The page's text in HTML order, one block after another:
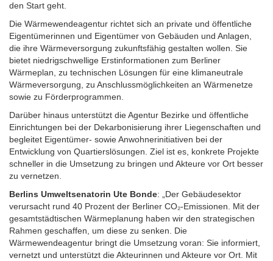
den Start geht.
Die Wärmewendeagentur richtet sich an private und öffentliche
Eigentümerinnen und Eigentümer von Gebäuden und Anlagen,
die ihre Wärmeversorgung zukunftsfähig gestalten wollen. Sie
bietet niedrigschwellige Erstinformationen zum Berliner
Wärmeplan, zu technischen Lösungen für eine klimaneutrale
Wärmeversorgung, zu Anschlussmöglichkeiten an Wärmenetze
sowie zu Förderprogrammen.
Darüber hinaus unterstützt die Agentur Bezirke und öffentliche
Einrichtungen bei der Dekarbonisierung ihrer Liegenschaften und
begleitet Eigentümer- sowie Anwohnerinitiativen bei der
Entwicklung von Quartierslösungen. Ziel ist es, konkrete Projekte
schneller in die Umsetzung zu bringen und Akteure vor Ort besser
zu vernetzen.
Berlins Umweltsenatorin Ute Bonde: „Der Gebäudesektor
verursacht rund 40 Prozent der Berliner CO₂-Emissionen. Mit der
gesamtstädtischen Wärmeplanung haben wir den strategischen
Rahmen geschaffen, um diese zu senken. Die
Wärmewendeagentur bringt die Umsetzung voran: Sie informiert,
vernetzt und unterstützt die Akteurinnen und Akteure vor Ort. Mit